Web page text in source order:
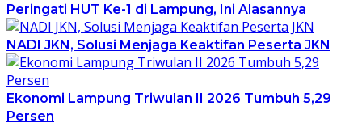
Peringati HUT Ke-1 di Lampung, Ini Alasannya
NADI JKN, Solusi Menjaga Keaktifan Peserta JKN
Ekonomi Lampung Triwulan II 2026 Tumbuh 5,29
Persen